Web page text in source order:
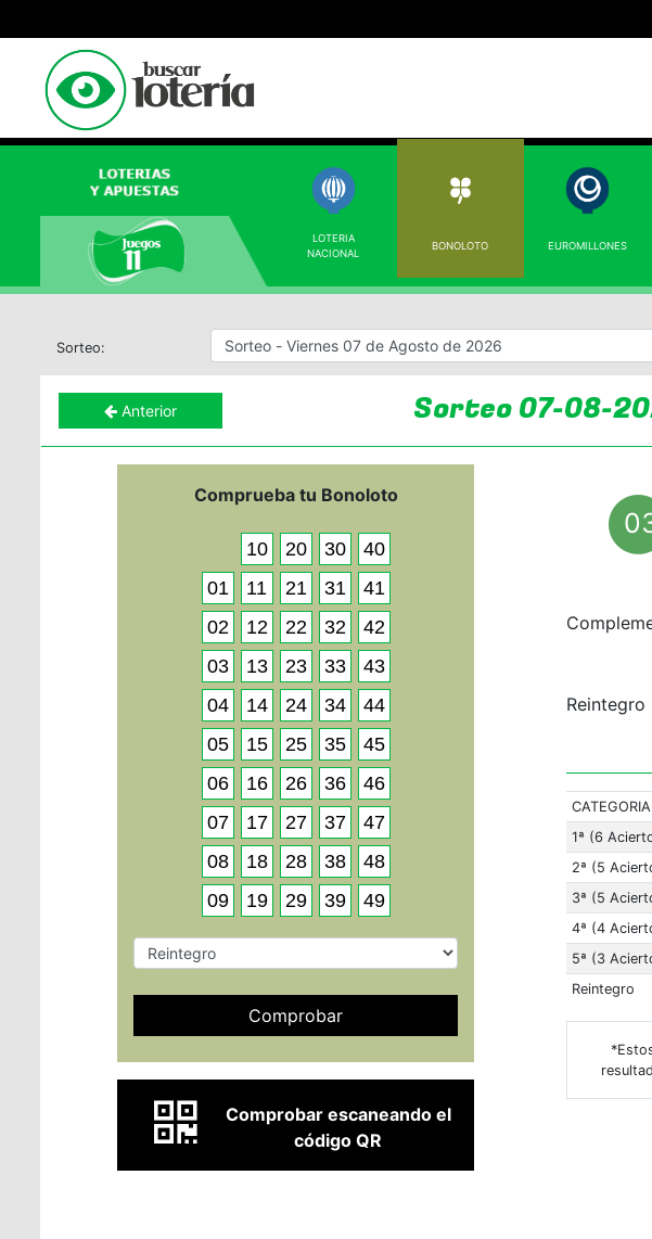
LOTERIA
NACIONAL
BONOLOTO EUROMILLONES
Sorteo:
Anterior Sorteo 07-08-
Comprueba tu Bonoloto
10 20 30
40
01
11 21 31
41
02
12 22 32
42
03
13 23 33
43
04
14 24 34
44
05
15 25 35
45
06
16 26 36
46
07
17 27 37
47
08
18 28 38
48
09
19 29 39 49
Comprobar
Comprobar escaneando el
código QR
Reintegro
CATEGORIA
1ª (6
2ª (5
3ª (5
4ª (4
5ª (3
Reintegro